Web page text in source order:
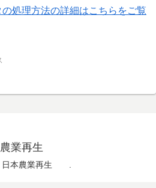
処理方法の詳細はこちらをご覧
農業再生
日本農業再生 .